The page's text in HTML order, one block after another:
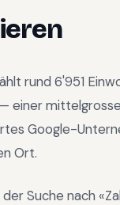
rund 6'951
einer
Google-
Ort.
Suche nach «